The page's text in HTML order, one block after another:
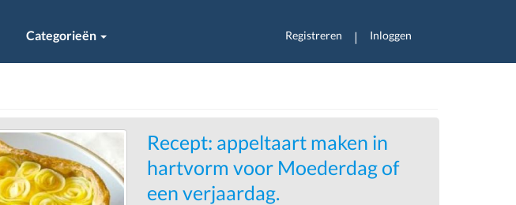
Categorieën Registreren | Inloggen
Recept: appeltaart maken in
hartvorm voor Moederdag of
een verjaardag.